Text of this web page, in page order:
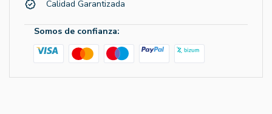
Calidad Garantizada
Somos de confianza: